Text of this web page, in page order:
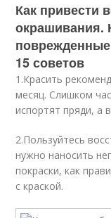
Как привести
окрашивания.
15 советов
1.Красить
месяц. Слишком
испортят пряди, а
2.Пользуйтесь
нужно наносить
покраски, как
с краской.